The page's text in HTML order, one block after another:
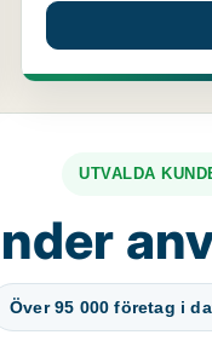
UTVALDA
Över 95 000 företag i